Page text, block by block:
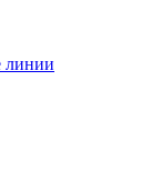
линии